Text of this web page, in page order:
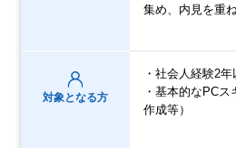
集め、内見を重ね
対象となる方
・社会人経験2年
・基本的なPC
作成等）